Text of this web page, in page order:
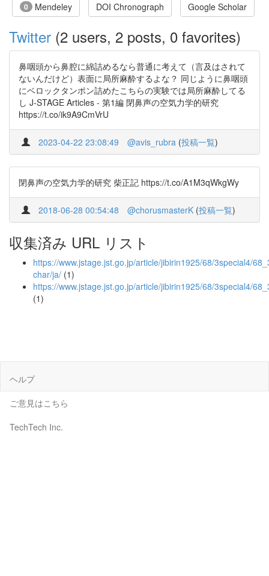
0 Mendeley DOI Chronograph Google Scholar
Twitter (2 users, 2 posts, 0 favorites)
鼻咽頭から鼻腔に綿詰めるなら普通に考えて（言及はされて
ないんだけど）表面に局所麻酔するよな？ 同じように鼻咽頭
にベロックタンポン詰めたこちらの実験では局所麻酔してる
し J-STAGE Articles - 第1編 閉鼻声の空気力学的研究
https://t.co/ik9A9CmVrU
2023-04-22 23:08:49 @avis_rubra (投稿一覧)
閉鼻声の空気力学的研究 柴正記 https://t.co/A1M3qWkgWy
2018-06-28 00:54:48 @chorusmasterK (投稿一覧)
収集済み URL リスト
https://www.jstage.jst.go.jp/article/jibirin1925/68/3special4/
char/ja/ (1)
https://www.jstage.jst.go.jp/article/jibirin1925/68/3special4/
(1)
ヘルプ
ご意見はこちら
TechTech Inc.